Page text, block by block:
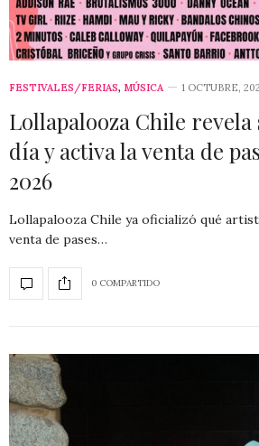
FESTIVALES/FERIAS, MÚSICA 1 OCTUBRE,
Lollapalooza Chile
día y activa la venta de
2026
Lollapalooza Chile ya oficializó qué
venta de pases…
0 COMPARTIDO